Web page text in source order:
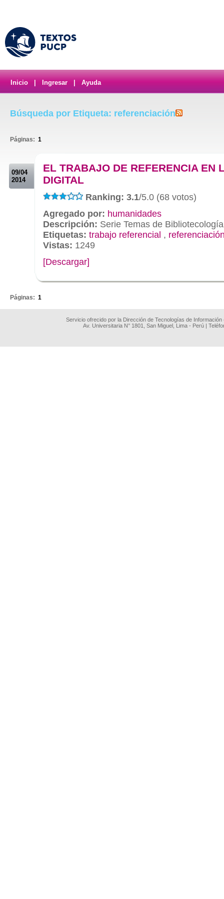
Inicio Ingresar Ayuda
Búsqueda por Etiqueta: referenciación
Páginas: 1
09/04
2014
EL TRABAJO DE REFERENCIA EN
DIGITAL
Ranking: 3.1/5.0 (68 votos)
Agregado por: humanidades
Descripción: Serie Temas de
Etiquetas: trabajo referencial ,
Vistas: 1249
[Descargar]
Páginas: 1
Servicio ofrecido por la Dirección de Tecnologías de
Av. Universitaria N° 1801, San Miguel, Lima - Perú |